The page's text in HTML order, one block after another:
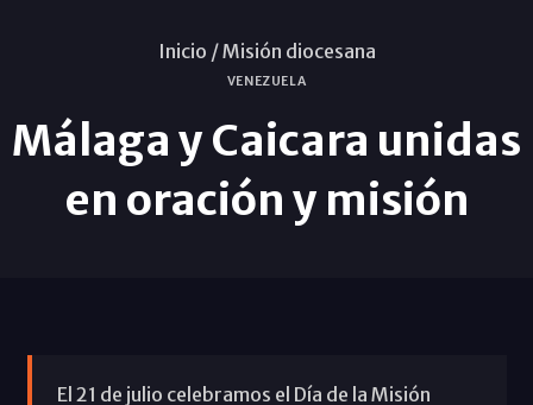
Inicio /Misión diocesana
VENEZUELA
Málaga y Caicara unidas
en oración y misión
El 21 de julio celebramos el Día de la Misión